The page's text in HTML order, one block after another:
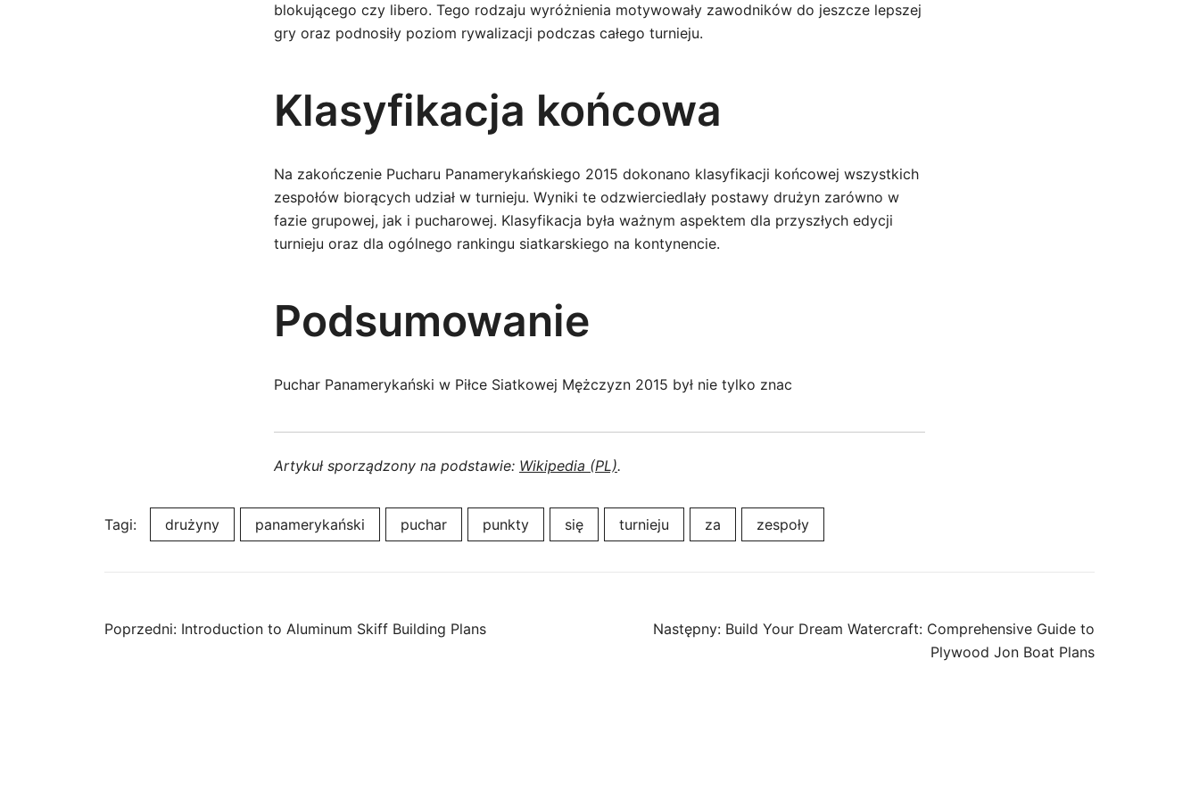
blokującego czy libero. Tego rodzaju wyróżnienia motywowały zawodników do jeszcze lepszej
gry oraz podnosiły poziom rywalizacji podczas całego turnieju.
Klasyfikacja końcowa
Na zakończenie Pucharu Panamerykańskiego 2015 dokonano klasyfikacji końcowej wszystkich
zespołów biorących udział w turnieju. Wyniki te odzwierciedlały postawy drużyn zarówno w
fazie grupowej, jak i pucharowej. Klasyfikacja była ważnym aspektem dla przyszłych edycji
turnieju oraz dla ogólnego rankingu siatkarskiego na kontynencie.
Podsumowanie
Puchar Panamerykański w Piłce Siatkowej Mężczyzn 2015 był nie tylko znac
Artykuł sporządzony na podstawie: Wikipedia (PL).
Tagi: drużyny panamerykański puchar punkty się turnieju za zespoły
Nawigacja
Poprzedni: Introduction to Aluminum Skiff Building Plans Następny: Build Your Dream Watercraft: Comprehensive Guide to
Plywood Jon Boat Plans